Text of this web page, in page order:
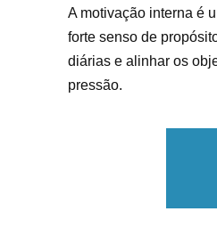
A motivação interna é
forte senso de
diárias e alinhar os
pressão.